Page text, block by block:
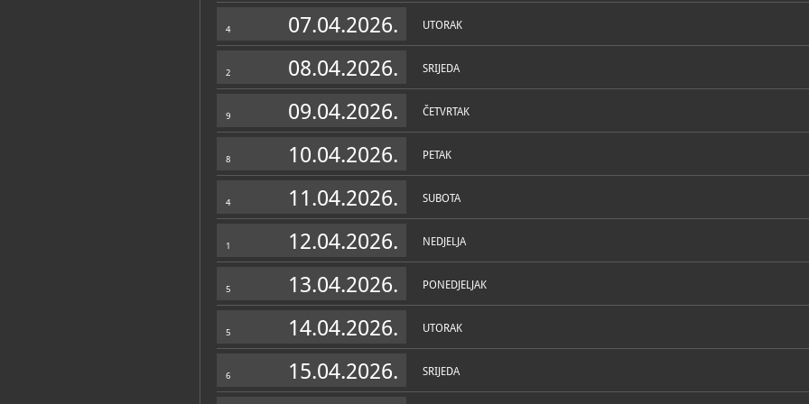
4 07.04.2026. UTORAK
2 08.04.2026. SRIJEDA
9 09.04.2026. ČETVRTAK
8 10.04.2026. PETAK
4 11.04.2026. SUBOTA
1 12.04.2026. NEDJELJA
5 13.04.2026. PONEDJELJAK
5 14.04.2026. UTORAK
6 15.04.2026. SRIJEDA